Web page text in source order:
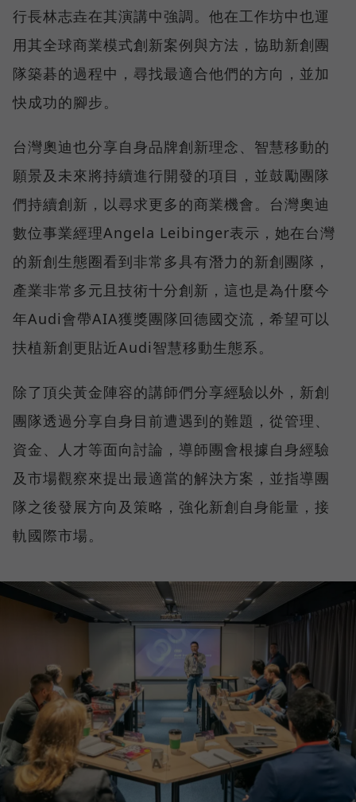
行長林志垚在其演講中強調。他在工作坊中也運
用其全球商業模式創新案例與方法，協助新創團
隊築碁的過程中，尋找最適合他們的方向，並加
快成功的腳步。
台灣奧迪也分享自身品牌創新理念、智慧移動的
願景及未來將持續進行開發的項目，並鼓勵團隊
們持續創新，以尋求更多的商業機會。台灣奧迪
數位事業經理Angela Leibinger表示，她在台灣
的新創生態圈看到非常多具有潛力的新創團隊，
產業非常多元且技術十分創新，這也是為什麼今
年Audi會帶AIA獲獎團隊回德國交流，希望可以
扶植新創更貼近Audi智慧移動生態系。
除了頂尖黃金陣容的講師們分享經驗以外，新創
團隊透過分享自身目前遭遇到的難題，從管理、
資金、人才等面向討論，導師團會根據自身經驗
及市場觀察來提出最適當的解決方案，並指導團
隊之後發展方向及策略，強化新創自身能量，接
軌國際市場。